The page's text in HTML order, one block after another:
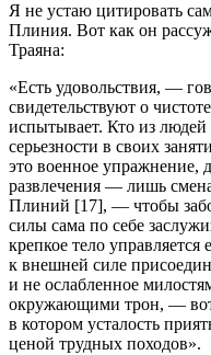
Я не устаю цитировать
Плиния. Вот как он
Траяна:
«Есть удовольствия, —
свидетельствуют о
испытывает. Кто из
серьезности в своих
это военное упражнение,
развлечения — лишь
Плиний [17], — чтобы
силы сама по себе
крепкое тело
к внешней силе
и не ослабленное
окружающими трон, — вот
в котором усталость
ценой трудных походов».